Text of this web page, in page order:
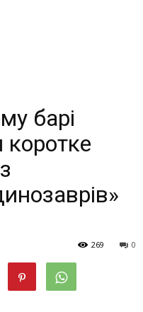
барі
0
269